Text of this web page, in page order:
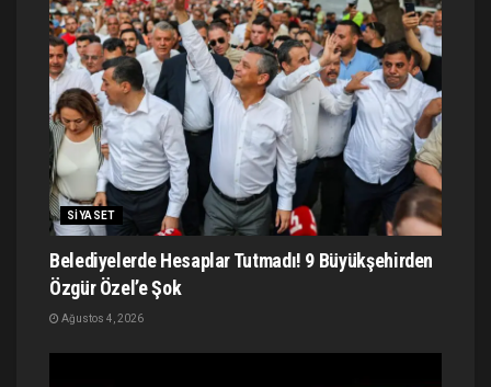
SIYASET
Belediyelerde Hesaplar Tutmadı! 9 Büyükşehirden
Özgür Özel’e Şok
Ağustos 4, 2026